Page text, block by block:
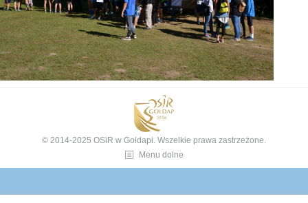
© 2014-2025 OSiR w Gołdapi. Wszelkie prawa zastrzeżone.
Menu dolne